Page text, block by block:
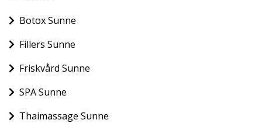
Botox Sunne
Fillers Sunne
Friskvård Sunne
SPA Sunne
Thaimassage Sunne